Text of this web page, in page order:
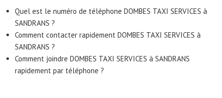
Quel est le numéro de téléphone DOMBES TAXI SERVICES à
SANDRANS ?
Comment contacter rapidement DOMBES TAXI SERVICES à
SANDRANS ?
Comment joindre DOMBES TAXI SERVICES à SANDRANS
rapidement par téléphone ?